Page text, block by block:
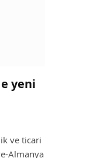
yeni
ve ticari
Almanya